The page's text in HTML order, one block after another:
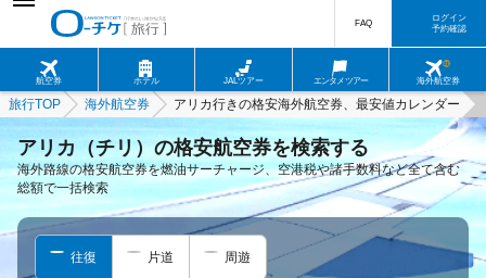
航空券 ホテル JALツアー エンタメツアー 海外航空券
FAQ
ログイン
予約確認
旅行TOP 海外航空券 アリカ行きの格安海外航空券、最安値カレンダー
アリカ（チリ）の格安航空券を検索する
海外路線の格安航空券を燃油サーチャージ、空港税や諸手数料など全て含む
総額で一括検索
往復 片道 周遊